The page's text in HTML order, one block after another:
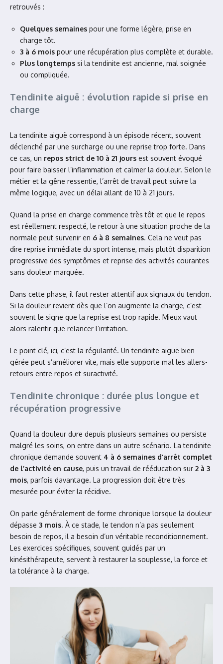
retrouvés :
Quelques semaines pour une forme légère, prise en
charge tôt.
3 à 6 mois pour une récupération plus complète et durable.
Plus longtemps si la tendinite est ancienne, mal soignée
ou compliquée.
Tendinite aiguë : évolution rapide si prise en
charge
La tendinite aiguë correspond à un épisode récent, souvent
déclenché par une surcharge ou une reprise trop forte. Dans
ce cas, un repos strict de 10 à 21 jours est souvent évoqué
pour faire baisser l’inflammation et calmer la douleur. Selon le
métier et la gêne ressentie, l’arrêt de travail peut suivre la
même logique, avec un délai allant de 10 à 21 jours.
Quand la prise en charge commence très tôt et que le repos
est réellement respecté, le retour à une situation proche de la
normale peut survenir en 6 à 8 semaines. Cela ne veut pas
dire reprise immédiate du sport intense, mais plutôt disparition
progressive des symptômes et reprise des activités courantes
sans douleur marquée.
Dans cette phase, il faut rester attentif aux signaux du tendon.
Si la douleur revient dès que l’on augmente la charge, c’est
souvent le signe que la reprise est trop rapide. Mieux vaut
alors ralentir que relancer l’irritation.
Le point clé, ici, c’est la régularité. Un tendinite aiguë bien
gérée peut s’améliorer vite, mais elle supporte mal les allers-
retours entre repos et suractivité.
Tendinite chronique : durée plus longue et
récupération progressive
Quand la douleur dure depuis plusieurs semaines ou persiste
malgré les soins, on entre dans un autre scénario. La tendinite
chronique demande souvent 4 à 6 semaines d’arrêt complet
de l’activité en cause, puis un travail de rééducation sur 2 à 3
mois, parfois davantage. La progression doit être très
mesurée pour éviter la récidive.
On parle généralement de forme chronique lorsque la douleur
dépasse 3 mois. À ce stade, le tendon n’a pas seulement
besoin de repos, il a besoin d’un véritable reconditionnement.
Les exercices spécifiques, souvent guidés par un
kinésithérapeute, servent à restaurer la souplesse, la force et
la tolérance à la charge.